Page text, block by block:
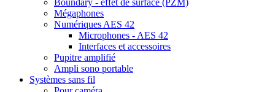
Boundary - effet de surface (PZM)
Mégaphones
Numériques AES 42
Microphones - AES 42
Interfaces et accessoires
Pupitre amplifié
Ampli sono portable
Systèmes sans fil